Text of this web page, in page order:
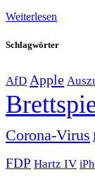
Weiterlesen
Schlagwörter
AfD Apple
Corona-Virus
FDP Hartz IV